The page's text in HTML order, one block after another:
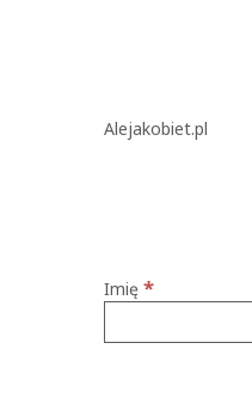
Alejakobiet.pl
Imię *